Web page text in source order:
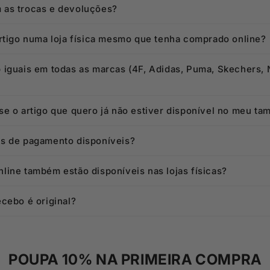
as trocas e devoluções?
numa loja física mesmo que tenha comprado online?
iguais em todas as marcas (4F, Adidas, Puma, Skechers,
o artigo que quero já não estiver disponível no meu
de pagamento disponíveis?
também estão disponíveis nas lojas físicas?
é original?
POUPA 10% NA PRIMEIRA COMPRA